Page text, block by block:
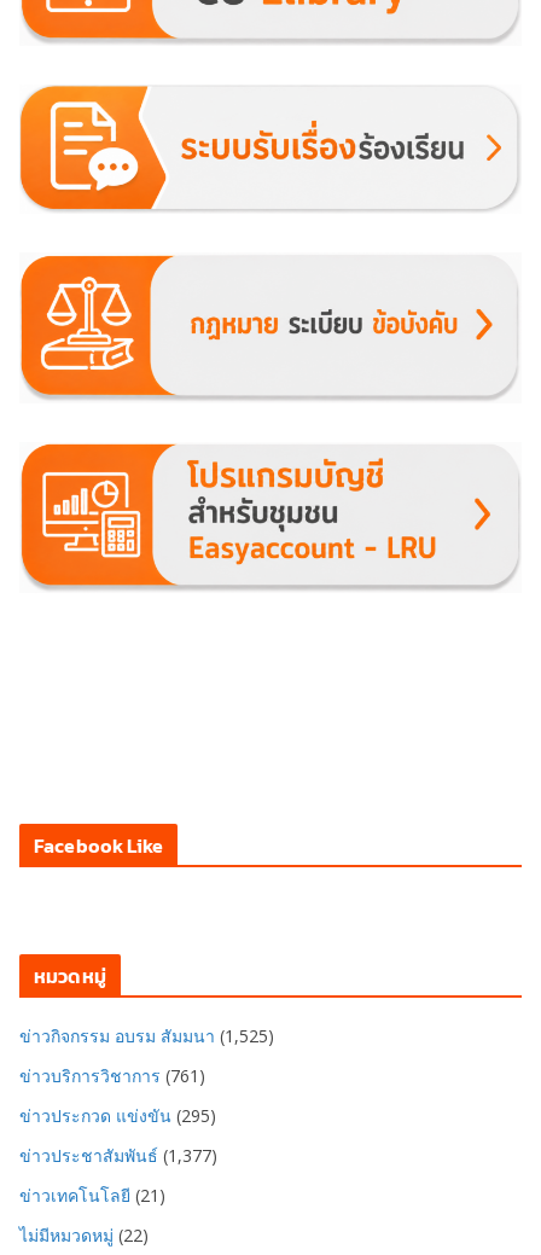
Facebook Like
หมวดหมู่
ข่าวกิจกรรม อบรม สัมมนา (1,525)
ข่าวบริการวิชาการ (761)
ข่าวประกวด แข่งขัน (295)
ข่าวประชาสัมพันธ์ (1,377)
ข่าวเทคโนโลยี (21)
ไม่มีหมวดหมู่ (22)